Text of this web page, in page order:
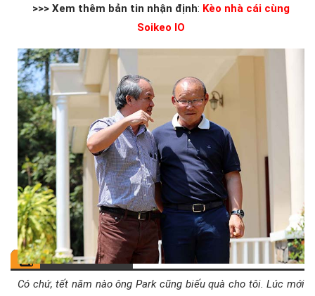
>>> Xem thêm bản tin nhận định: Kèo nhà cái cùng
Soikeo IO
Có chứ, tết năm nào ông Park cũng biếu quà cho tôi. Lúc mới